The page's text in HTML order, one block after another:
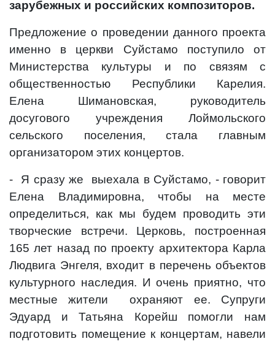
зарубежных и российских композиторов.
Предложение о проведении данного проекта
именно в церкви Суйстамо поступило от
Министерства культуры и по связям с
общественностью Республики Карелия.
Елена Шимановская, руководитель
досугового учреждения Лоймольского
сельского поселения, стала главным
организатором этих концертов.
- Я сразу же
выехала в Суйстамо, - говорит
Елена Владимировна, чтобы на месте
определиться, как мы будем проводить эти
творческие встречи. Церковь, построенная
165 лет назад по проекту архитектора Карла
Людвига Энгеля, входит в перечень объектов
культурного наследия. И очень приятно, что
местные жители
охраняют ее. Супруги
Эдуард и Татьяна Корейш помогли нам
подготовить помещение к концертам, навели